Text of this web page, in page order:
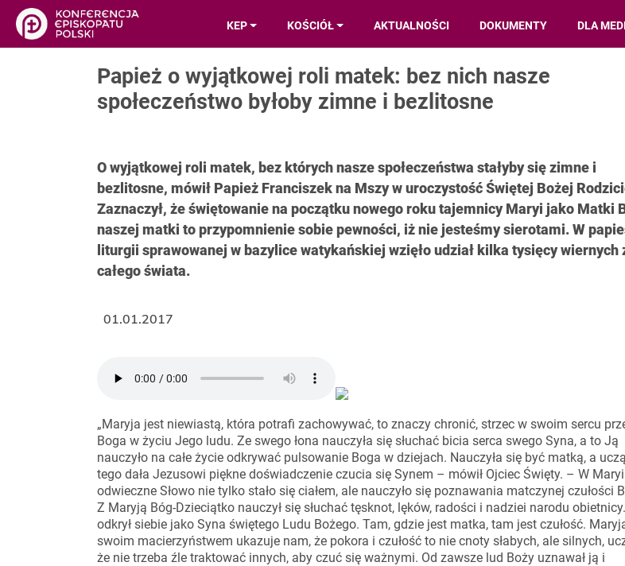
KEP KOŚCIÓŁ AKTUALNOŚCI DOKUMENTY DLA
Papież o wyjątkowej roli matek: bez nich nasze
społeczeństwo byłoby zimne i bezlitosne
O wyjątkowej roli matek, bez których nasze społeczeństwa stałyby się zimne i
bezlitosne, mówił Papież Franciszek na Mszy w uroczystość Świętej Bożej
Zaznaczył, że świętowanie na początku nowego roku tajemnicy Maryi jako Matki
naszej matki to przypomnienie sobie pewności, iż nie jesteśmy sierotami. W
liturgii sprawowanej w bazylice watykańskiej wzięło udział kilka tysięcy wiernych
całego świata.
„Maryja jest niewiastą, która potrafi zachowywać, to znaczy chronić, strzec w swoim sercu
Boga w życiu Jego ludu. Ze swego łona nauczyła się słuchać bicia serca swego Syna, a to Ją
nauczyło na całe życie odkrywać pulsowanie Boga w dziejach. Nauczyła się być matką, a
tego dała Jezusowi piękne doświadczenie czucia się Synem – mówił Ojciec Święty. – W Maryi
odwieczne Słowo nie tylko stało się ciałem, ale nauczyło się poznawania matczynej czułości
Z Maryją Bóg-Dzieciątko nauczył się słuchać tęsknot, lęków, radości i nadziei narodu
odkrył siebie jako Syna świętego Ludu Bożego. Tam, gdzie jest matka, tam jest czułość.
swoim macierzyństwem ukazuje nam, że pokora i czułość to nie cnoty słabych, ale silnych,
że nie trzeba źle traktować innych, aby czuć się ważnymi. Od zawsze lud Boży uznawał ją i
01.01.2017